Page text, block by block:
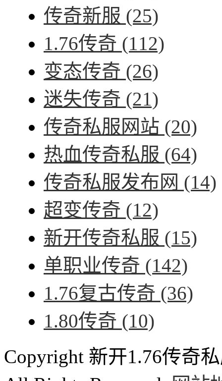
传奇新服 (25)
1.76传奇 (112)
变态传奇 (26)
迷失传奇 (21)
传奇私服网站 (20)
热血传奇私服 (64)
传奇私服发布网 (14)
超变传奇 (12)
新开传奇私服 (15)
单职业传奇 (142)
1.76复古传奇 (36)
1.80传奇 (10)
Copyright 新开1.76传奇